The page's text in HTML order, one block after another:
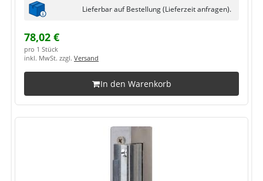
Lieferbar auf Bestellung (Lieferzeit anfragen).
78,02 €
pro 1 Stück
inkl. MwSt. zzgl. Versand
In den Warenkorb